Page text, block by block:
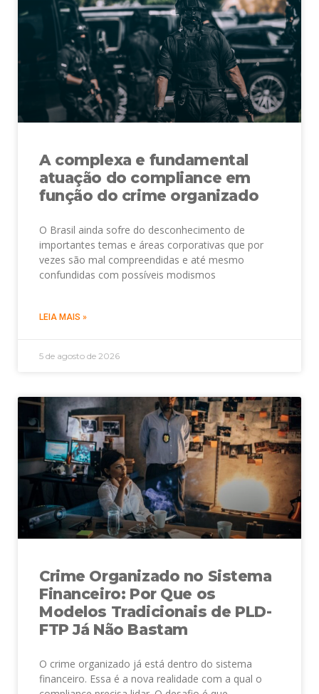
A complexa e fundamental
atuação do compliance em
função do crime organizado
O Brasil ainda sofre do desconhecimento de
importantes temas e áreas corporativas que por
vezes são mal compreendidas e até mesmo
confundidas com possíveis modismos
LEIA MAIS »
5 de agosto de 2026
Crime Organizado no Sistema
Financeiro: Por Que os
Modelos Tradicionais de PLD-
FTP Já Não Bastam
O crime organizado já está dentro do sistema
financeiro. Essa é a nova realidade com a qual o